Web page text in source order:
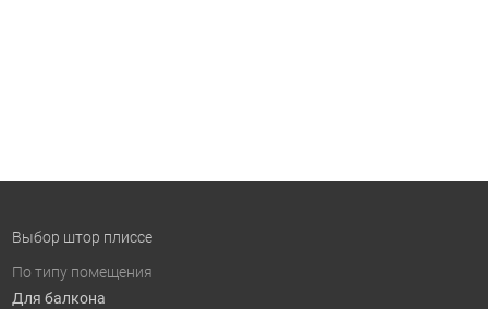
Выбор штор плиссе
По типу помещения
Для балкона